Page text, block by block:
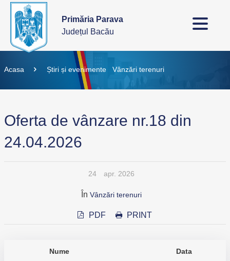
Primăria Parava
Județul Bacău
Acasa Știri și evenimente Vânzări terenuri
Oferta de vânzare nr.18 din
24.04.2026
24 apr. 2026
În Vânzări terenuri
PDF PRINT
Nume
Data